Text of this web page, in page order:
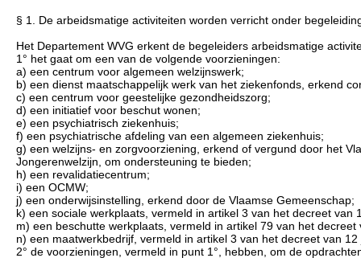
§ 1. De arbeidsmatige activiteiten worden verricht onder
Het Departement WVG erkent de begeleiders arbeidsmatige
1° het gaat om een van de volgende voorzieningen:
a) een centrum voor algemeen welzijnswerk;
b) een dienst maatschappelijk werk van het ziekenfonds, erkend
c) een centrum voor geestelijke gezondheidszorg;
d) een initiatief voor beschut wonen;
e) een psychiatrisch ziekenhuis;
f) een psychiatrische afdeling van een algemeen ziekenhuis;
g) een welzijns- en zorgvoorziening, erkend of vergund door het
Jongerenwelzijn, om ondersteuning te bieden;
h) een revalidatiecentrum;
i) een OCMW;
j) een onderwijsinstelling, erkend door de Vlaamse Gemeenschap;
k) een sociale werkplaats, vermeld in artikel 3 van het decreet van
m) een beschutte werkplaats, vermeld in artikel 79 van het
n) een maatwerkbedrijf, vermeld in artikel 3 van het decreet van
2° de voorzieningen, vermeld in punt 1°, hebben, om de